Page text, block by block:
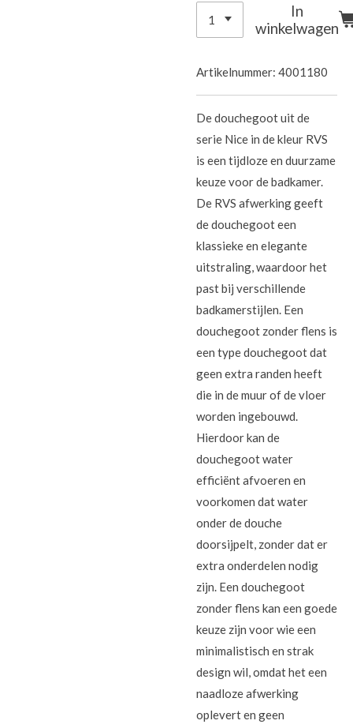
In
winkelwagen
Artikelnummer: 4001180
De douchegoot uit de
serie Nice in de kleur RVS
is een tijdloze en duurzame
keuze voor de badkamer.
De RVS afwerking geeft
de douchegoot een
klassieke en elegante
uitstraling, waardoor het
past bij verschillende
badkamerstijlen. Een
douchegoot zonder flens is
een type douchegoot dat
geen extra randen heeft
die in de muur of de vloer
worden ingebouwd.
Hierdoor kan de
douchegoot water
efficiënt afvoeren en
voorkomen dat water
onder de douche
doorsijpelt, zonder dat er
extra onderdelen nodig
zijn. Een douchegoot
zonder flens kan een goede
keuze zijn voor wie een
minimalistisch en strak
design wil, omdat het een
naadloze afwerking
oplevert en geen